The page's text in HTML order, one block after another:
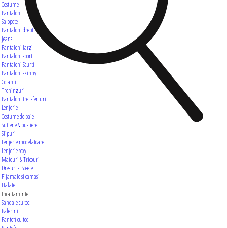
Costume
Pantaloni
Salopete
Pantaloni drepti
Jeans
Pantaloni largi
Pantaloni sport
Pantaloni Scurti
Pantaloni skinny
Colanti
Treninguri
Pantaloni trei sferturi
Lenjerie
Costume de baie
Sutiene & bustiere
Slipuri
Lenjerie modelatoare
Lenjerie sexy
Maiouri & Tricouri
Dresuri si Sosete
Pijamale si camasi
Halate
Incaltaminte
Sandale cu toc
Balerini
Pantofi cu toc